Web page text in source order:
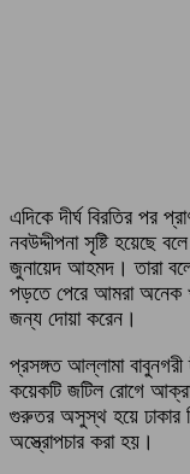
এদিকে দীর্ঘ বিরতির পর
নবউদ্দীপনা সৃষ্টি হয়েছে
জুনায়েদ আহমদ। তারা
পড়তে পেরে আমরা অনেক
জন্য দোয়া করেন।
প্রসঙ্গত আল্লামা বাবুনগরী
কয়েকটি জটিল রোগে
গুরুতর অসুস্থ হয়ে ঢাকার
অস্ত্রোপচার করা হয়।